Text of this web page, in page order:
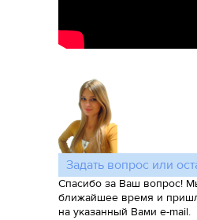
Задать вопрос или
Спасибо за Ваш вопрос!
ближайшее время и
на указанный Вами e-mail.